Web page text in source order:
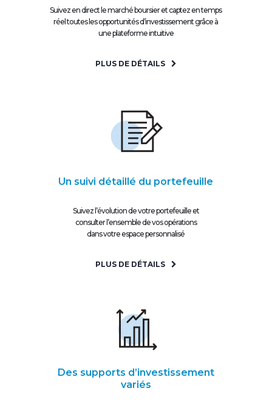
Suivez en direct le marché boursier et captez en temps
réel toutes les opportunités d’investissement grâce à
une plateforme intuitive
PLUS DE DÉTAILS
Un suivi détaillé du portefeuille
Suivez l’évolution de votre portefeuille et
consulter l’ensemble de vos opérations
dans votre espace personnalisé
PLUS DE DÉTAILS
Des supports d’investissement
variés